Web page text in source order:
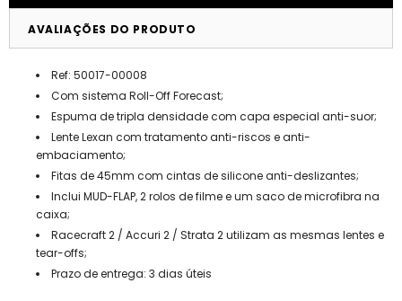
AVALIAÇÕES DO PRODUTO
Ref: 50017-00008
Com sistema Roll-Off Forecast;
Espuma de tripla densidade com capa especial anti-suor;
Lente Lexan com tratamento anti-riscos e anti-
embaciamento;
Fitas de 45mm com cintas de silicone anti-deslizantes;
​Inclui MUD-FLAP, 2 rolos de filme e um saco de microfibra na
caixa;
Racecraft 2 / Accuri 2 / Strata 2 utilizam as mesmas lentes e
tear-offs;
Prazo de entrega: 3 dias úteis